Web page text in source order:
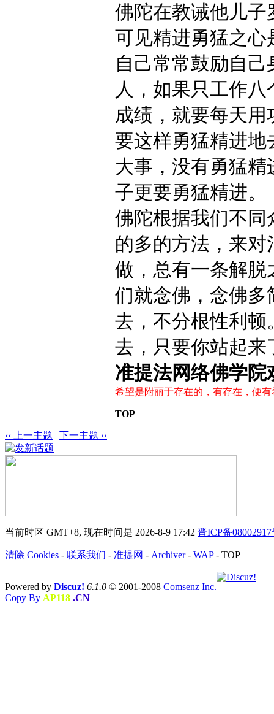
佛陀在教诫他儿子
可见精进勇猛之心
自己常常鼓励自
人，如果只工作
成绩，就要每天
要这样勇猛精进
大事，没有勇猛
子更要勇猛精进。
佛陀根据我们不
的多的方法，来
做，总有一条解
们就念佛，念佛
去，不分根性利
去，只要你站起
准提法网络佛学院
希望是附丽于存在的，有存在，便
TOP
‹‹ 上一主题 | 下一主题 ››
当前时区 GMT+8, 现在时间是 2026-8-9 17:42 晋ICP备08002917
清除 Cookies - 联系我们 - 准提网 - Archiver- WAP- TOP
Powered by Discuz! 6.1.0 © 2001-2008 Comsenz Inc.
Copy By AP118 .CN